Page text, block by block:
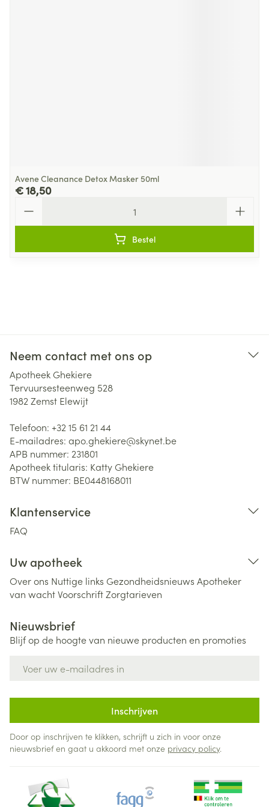
Avene Cleanance Detox Masker 50ml
€ 18,50
Bestel
Neem contact met ons op
Apotheek Ghekiere
Tervuursesteenweg 528
1982 Zemst Elewijt
Telefoon: +32 15 61 21 44
E-mailadres: apo.ghekiere@skynet.be
APB nummer: 231801
Apotheek titularis: Katty Ghekiere
BTW nummer: BE0448168011
Klantenservice
FAQ
Uw apotheek
Over ons Nuttige links Gezondheidsnieuws Apotheker
van wachtVoorschriftZorgtarieven
Nieuwsbrief
Blijf op de hoogte van nieuwe producten en promoties
Inschrijven
Door op inschrijven te klikken, schrijft u zich in voor onze
nieuwsbrief en gaat u akkoord met onze privacy policy.